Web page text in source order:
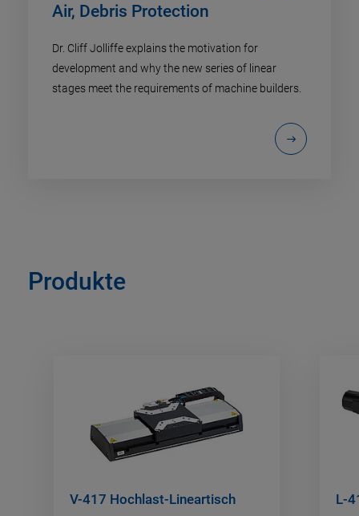
Air, Debris Protection
Dr. Cliff Jolliffe explains the motivation for
development and why the new series of linear
stages meet the requirements of machine builders.
Produkte
V-417 Hochlast-Lineartisch L-